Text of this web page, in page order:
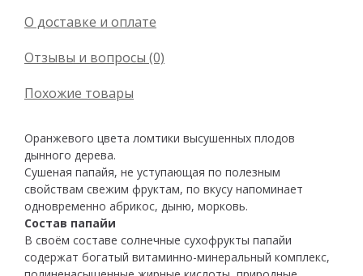
О доставке и оплате
Отзывы и вопросы (0)
Похожие товары
Оранжевого цвета ломтики высушенных плодов
дынного дерева.
Сушеная папайя, не уступающая по полезным
свойствам свежим фруктам, по вкусу напоминает
одновременно абрикос, дыню, морковь.
Состав папайи
В своём составе солнечные сухофрукты папайи
содержат богатый витаминно-минеральный комплекс,